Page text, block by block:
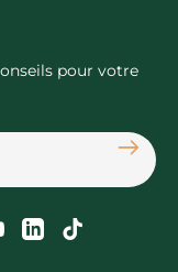
pour votre
sur
nous sur
Suivez-nous
Suivez-Suivez-